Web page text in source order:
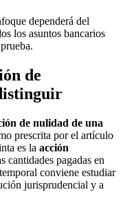
dependerá del
los asuntos bancarios
de
de nulidad de una
prescrita por el artículo
es la acción
cantidades pagadas en
conviene estudiar
jurisprudencial y a